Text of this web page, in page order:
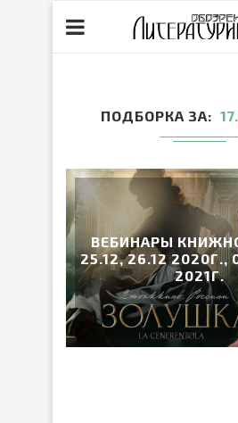
ПОДБОРКА ЗА
ВЕБИНАРЫ
25.12, 26.12 2020Г.,
2021Г.